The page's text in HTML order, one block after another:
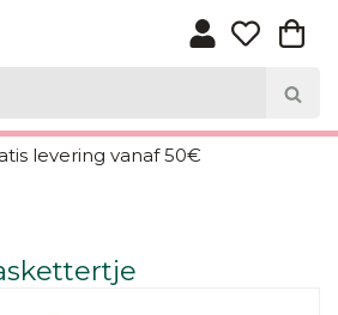
levering vanaf 50€